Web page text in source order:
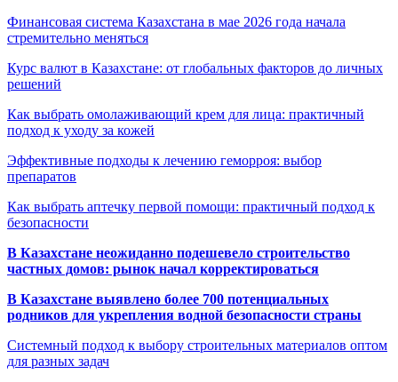
Финансовая система Казахстана в мае 2026 года начала
стремительно меняться
Курс валют в Казахстане: от глобальных факторов до личных
решений
Как выбрать омолаживающий крем для лица: практичный
подход к уходу за кожей
Эффективные подходы к лечению геморроя: выбор
препаратов
Как выбрать аптечку первой помощи: практичный подход к
безопасности
В Казахстане неожиданно подешевело строительство
частных домов: рынок начал корректироваться
В Казахстане выявлено более 700 потенциальных
родников для укрепления водной безопасности страны
Системный подход к выбору строительных материалов оптом
для разных задач